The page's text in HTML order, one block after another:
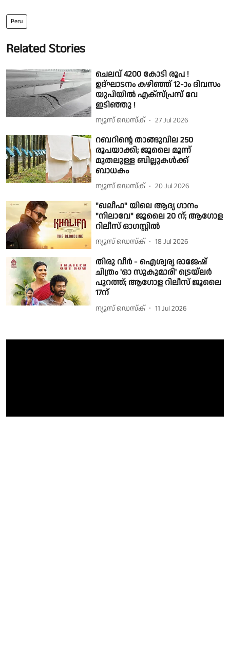
Peru
Related Stories
ചെലവ് 4200 കോടി രൂപ !
ഉദ്ഘാടനം കഴിഞ്ഞ് 12-ാം ദിവസം
യുപിയില്‍ എക്‌സ്പ്രസ്‌ വേ
ഇടിഞ്ഞു !
ന്യൂസ് ഡെസ്ക് 27 Jul 2026
റബറിൻ്റെ താങ്ങുവില 250
രൂപയാക്കി; ജൂലൈ മൂന്ന്
മുതലുള്ള ബില്ലുകള്‍ക്ക്
ബാധകം
ന്യൂസ് ഡെസ്ക് 20 Jul 2026
"ഖലീഫ" യിലെ ആദ്യ ഗാനം
"നിലാവേ" ജൂലൈ 20 ന്; ആഗോള
റിലീസ് ഓഗസ്റ്റിൽ
ന്യൂസ് ഡെസ്ക് 18 Jul 2026
തിരു വീർ - ഐശ്വര്യ രാജേഷ്
ചിത്രം 'ഓ സുകുമാരി' ട്രെയ്‌ലർ
പുറത്ത്; ആഗോള റിലീസ് ജൂലൈ
17ന്
ന്യൂസ് ഡെസ്ക് 11 Jul 2026